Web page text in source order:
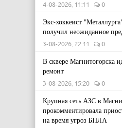
4-08-2026, 11:11 0
Экс-хоккеист
получил неожиданное
3-08-2026, 22:11 0
В сквере Магнитогорска
ремонт
3-08-2026, 15:20 0
Крупная сеть АЗС в
прокомментировала
на время угроз БПЛА